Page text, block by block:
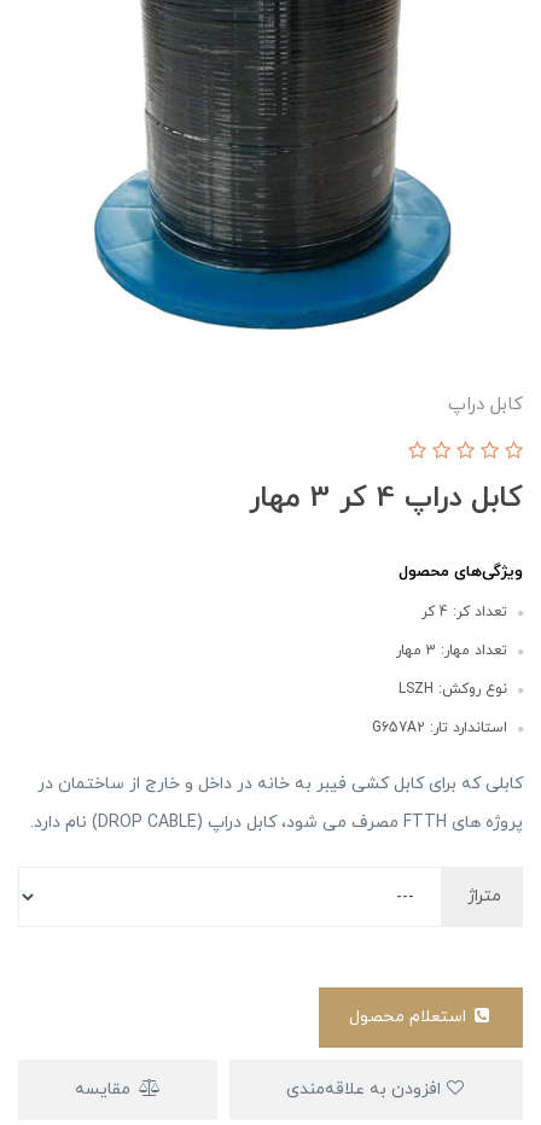
کابل دراپ
کابل دراپ 4 کر 3 مهار
ویژگی‌های محصول
تعداد کر: 4 کر
تعداد مهار: 3 مهار
نوع روکش: LSZH
استاندارد تار: G657A2
کابلی که برای کابل کشی فیبر به خانه در داخل و خارج از ساختمان در
پروژه های FTTH مصرف می شود، کابل دراپ (DROP CABLE) نام دارد.
متراژ
مقایسه